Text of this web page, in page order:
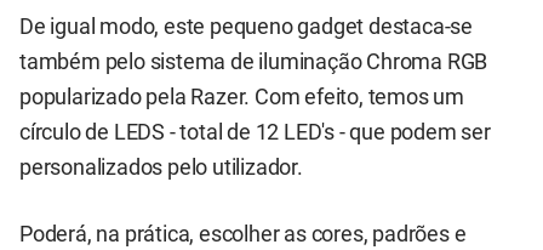
De igual modo, este pequeno gadget destaca-se
também pelo sistema de iluminação Chroma RGB
popularizado pela Razer. Com efeito, temos um
círculo de LEDS - total de 12 LED's - que podem ser
personalizados pelo utilizador.
Poderá, na prática, escolher as cores, padrões e